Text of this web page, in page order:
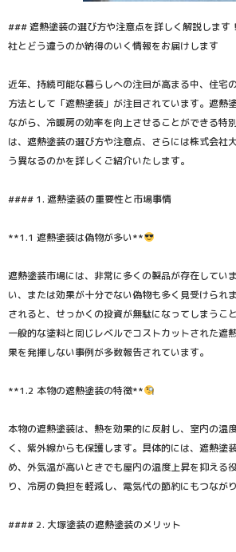
### 遮熱塗装の選び方や注意点を詳しく解説します
社とどう違うのか納得のいく情報をお届けします
近年、持続可能な暮らしへの注目が高まる中、住宅
方法として「遮熱塗装」が注目されています。遮熱
ながら、冷暖房の効率を向上させることができる特
は、遮熱塗装の選び方や注意点、さらには株式会社
う異なるのかを詳しくご紹介いたします。
#### 1. 遮熱塗装の重要性と市場事情
**1.1 遮熱塗装は偽物が多い**
遮熱塗装市場には、非常に多くの製品が存在してい
い、または効果が十分でない偽物も多く見受けられ
されると、せっかくの投資が無駄になってしまうこ
一般的な塗料と同じレベルでコストカットされた遮
果を発揮しない事例が多数報告されています。
**1.2 本物の遮熱塗装の特徴**
本物の遮熱塗装は、熱を効果的に反射し、室内の温
く、紫外線からも保護します。具体的には、遮熱塗
め、外気温が高いときでも屋内の温度上昇を抑える
り、冷房の負担を軽減し、電気代の節約にもつながり
#### 2. 大塚塗装の遮熱塗装のメリット